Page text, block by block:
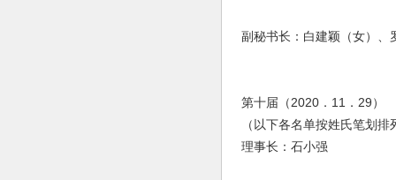
副秘书长：白建颖（女）
第十届（2020．11．29）
（以下各名单按姓氏笔划排
理事长：石小强